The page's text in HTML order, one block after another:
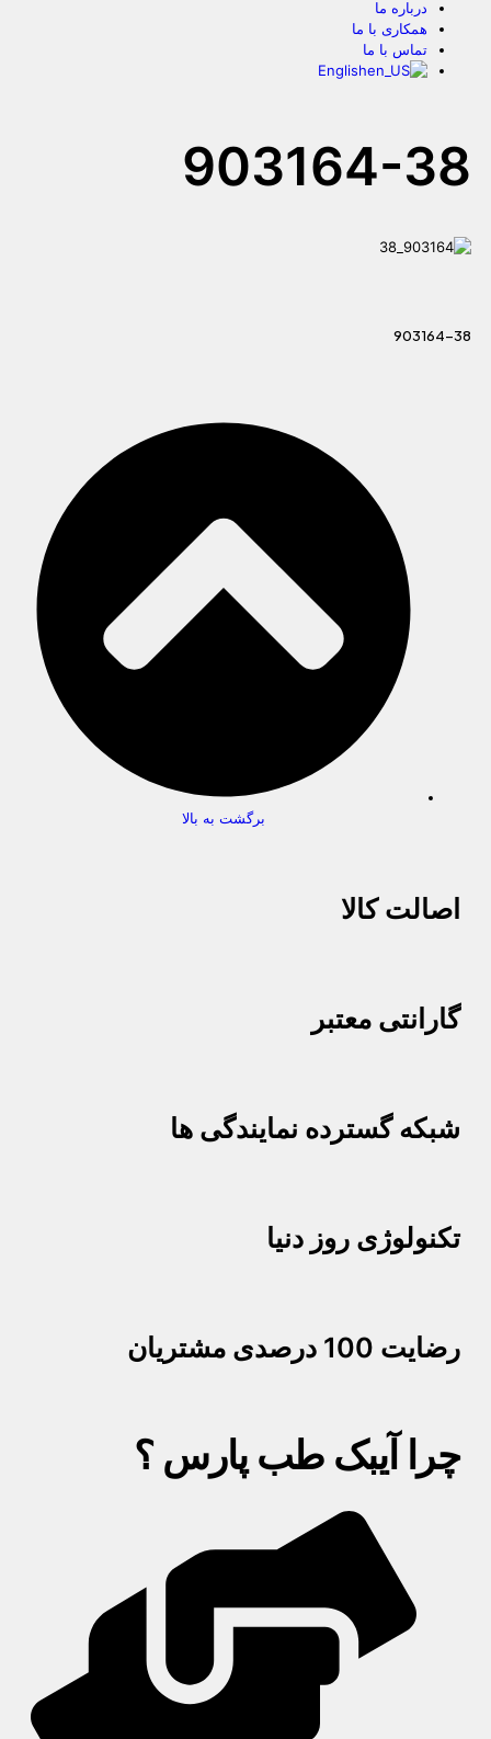
درباره ما
همکاری با ما
تماس با ما
English
903164-38
903164-38
برگشت به بالا
اصالت کالا
گارانتی معتبر
شبکه گسترده نمایندگی ها
تکنولوژی روز دنیا
رضایت 100 درصدی مشتریان
چرا آیبک طب پارس ؟